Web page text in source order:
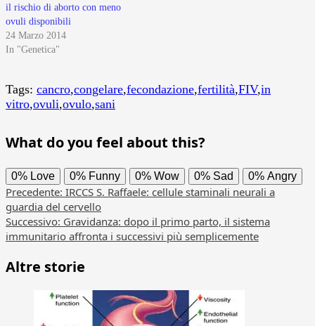
il rischio di aborto con meno
ovuli disponibili
24 Marzo 2014
In "Genetica"
Tags: cancro,congelare,fecondazione,fertilità,FIV,in
vitro,ovuli,ovulo,sani
What do you feel about this?
0% Love 0% Funny 0% Wow 0% Sad 0% Angry
Navigazione
articolo
Precedente: IRCCS S. Raffaele: cellule staminali neurali a
guardia del cervello
Successivo: Gravidanza: dopo il primo parto, il sistema
immunitario affronta i successivi più semplicemente
Altre storie